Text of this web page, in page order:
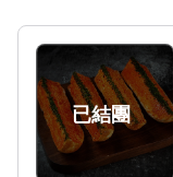
已結團